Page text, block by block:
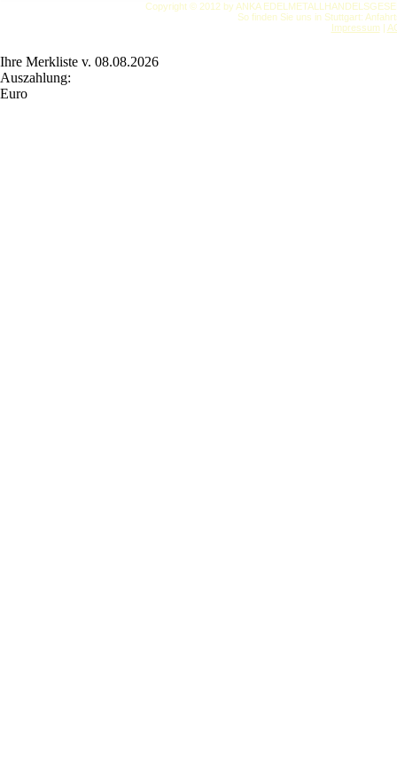
Copyright © 2012 by ANKA
So finden Sie uns in Stuttgart:
Impressum|
Ihre Merkliste v. 08.08.2026
Auszahlung:
Euro